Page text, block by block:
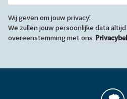
Wij geven om jouw privacy!
We zullen jouw persoonlijke data
overeenstemming met ons